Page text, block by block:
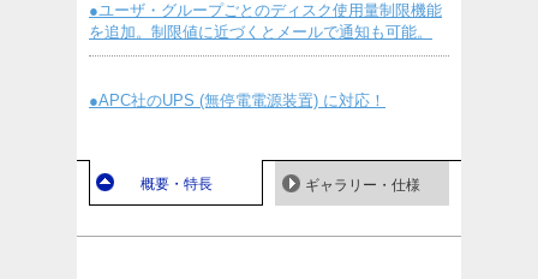
●ユーザ・グループごとのディスク使用量制限機能
を追加。制限値に近づくとメールで通知も可能。
●APC社のUPS (無停電電源装置) に対応！
概要・特長 ギャラリー・仕様